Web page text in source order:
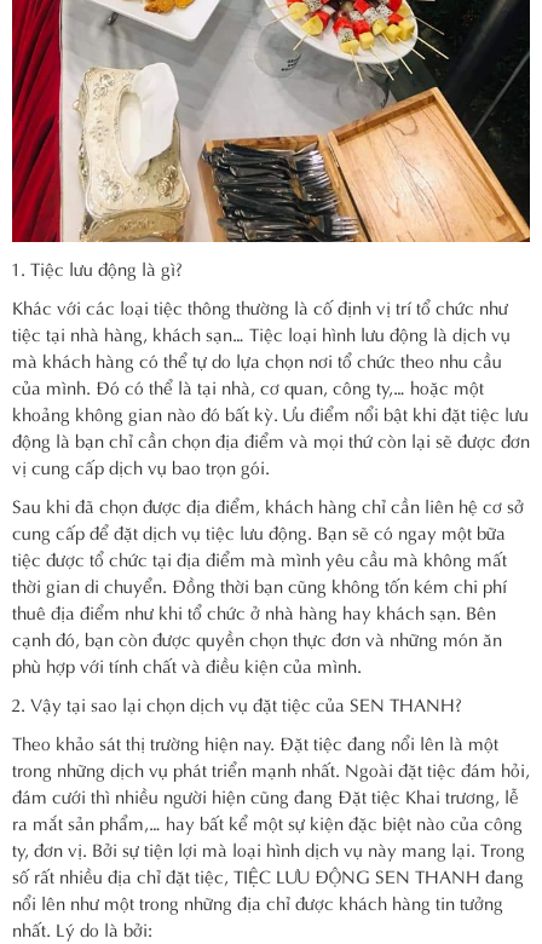
Tiệc lưu động là gì?
Khác với các loại tiệc thông thường là cố định vị trí tổ chức như
tiệc tại nhà hàng, khách sạn… Tiệc loại hình lưu động là dịch vụ
mà khách hàng có thể tự do lựa chọn nơi tổ chức theo nhu cầu
của mình. Đó có thể là tại nhà, cơ quan, công ty,… hoặc một
khoảng không gian nào đó bất kỳ. Ưu điểm nổi bật khi đặt tiệc lưu
động là bạn chỉ cần chọn địa điểm và mọi thứ còn lại sẽ được đơn
vị cung cấp dịch vụ bao trọn gói.
Sau khi đã chọn được địa điểm, khách hàng chỉ cần liên hệ cơ sở
cung cấp để đặt dịch vụ tiệc lưu động. Bạn sẽ có ngay một bữa
tiệc được tổ chức tại địa điểm mà mình yêu cầu mà không mất
thời gian di chuyển. Đồng thời bạn cũng không tốn kém chi phí
thuê địa điểm như khi tổ chức ở nhà hàng hay khách sạn. Bên
cạnh đó, bạn còn được quyền chọn thực đơn và những món ăn
phù hợp với tính chất và điều kiện của mình.
Vậy tại sao lại chọn dịch vụ đặt tiệc của SEN THANH?
Theo khảo sát thị trường hiện nay. Đặt tiệc đang nổi lên là một
trong những dịch vụ phát triển mạnh nhất. Ngoài đặt tiệc đám hỏi,
đám cưới thì nhiều người hiện cũng đang Đặt tiệc Khai trương, lễ
ra mắt sản phẩm,… hay bất kể một sự kiện đặc biệt nào của công
ty, đơn vị. Bởi sự tiện lợi mà loại hình dịch vụ này mang lại. Trong
số rất nhiều địa chỉ đặt tiệc, TIỆC LƯU ĐỘNG SEN THANH đang
nổi lên như một trong những địa chỉ được khách hàng tin tưởng
nhất. Lý do là bởi: